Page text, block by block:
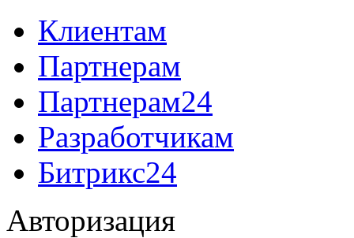
Клиентам
Партнерам
Партнерам24
Разработчикам
Битрикс24
Авторизация